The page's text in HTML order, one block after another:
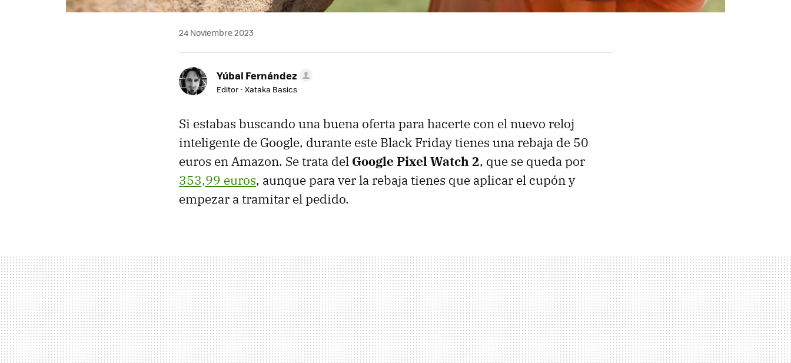
24 Noviembre 2023
Yúbal Fernández
Editor - Xataka Basics
Si estabas buscando una buena oferta para hacerte con el nuevo reloj
inteligente de Google, durante este Black Friday tienes una rebaja de 50
euros en Amazon. Se trata del Google Pixel Watch 2, que se queda por
353,99 euros, aunque para ver la rebaja tienes que aplicar el cupón y
empezar a tramitar el pedido.